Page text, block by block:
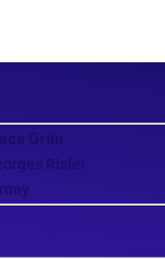
Grün
Risler